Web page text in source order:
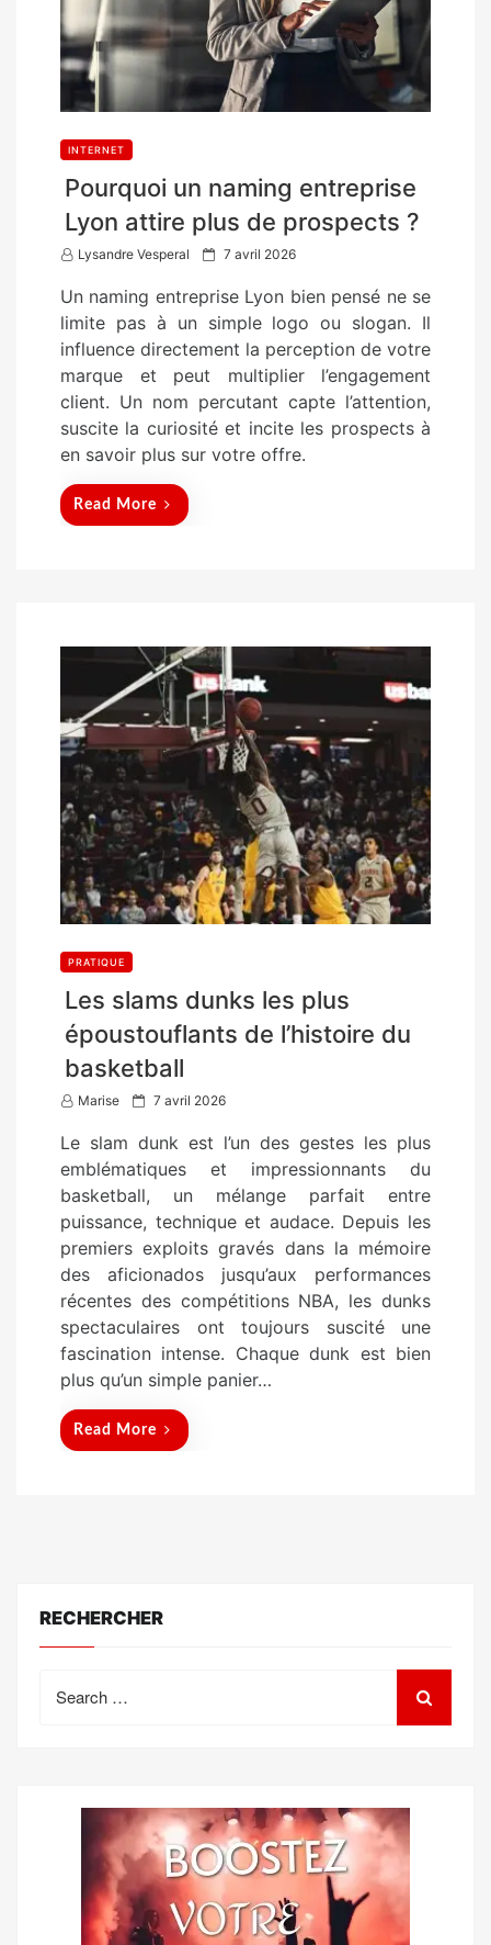
INTERNET
Pourquoi un naming entreprise
Lyon attire plus de prospects ?
Lysandre Vesperal
P
s
t
e
o
n
7 avril 2026
Un naming entreprise Lyon bien pensé ne se
limite pas à un simple logo ou slogan. Il
influence directement la perception de votre
marque et peut multiplier l’engagement
client. Un nom percutant capte l’attention,
suscite la curiosité et incite les prospects à
en savoir plus sur votre offre.
Read More
PRATIQUE
Les slams dunks les plus
époustouflants de l’histoire du
basketball
Marise
P
s
t
e
d
o
n
7 avril 2026
Le slam dunk est l’un des gestes les plus
emblématiques et impressionnants du
basketball, un mélange parfait entre
puissance, technique et audace. Depuis les
premiers exploits gravés dans la mémoire
des aficionados jusqu’aux performances
récentes des compétitions NBA, les dunks
spectaculaires ont toujours suscité une
fascination intense. Chaque dunk est bien
plus qu’un simple panier…
Read More
RECHERCHER
for: